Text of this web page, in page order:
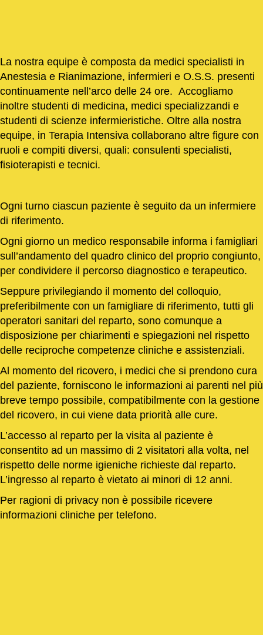
La nostra equipe è composta da medici specialisti in
Anestesia e Rianimazione, infermieri e O.S.S. presenti
continuamente nell’arco delle 24 ore. Accogliamo
inoltre studenti di medicina, medici specializzandi e
studenti di scienze infermieristiche. Oltre alla nostra
equipe, in Terapia Intensiva collaborano altre figure con
ruoli e compiti diversi, quali: consulenti specialisti,
fisioterapisti e tecnici.
Ogni turno ciascun paziente è seguito da un infermiere
di riferimento.
Ogni giorno un medico responsabile informa i famigliari
sull’andamento del quadro clinico del proprio congiunto,
per condividere il percorso diagnostico e terapeutico.
Seppure privilegiando il momento del colloquio,
preferibilmente con un famigliare di riferimento, tutti gli
operatori sanitari del reparto, sono comunque a
disposizione per chiarimenti e spiegazioni nel rispetto
delle reciproche competenze cliniche e assistenziali.
Al momento del ricovero, i medici che si prendono cura
del paziente, forniscono le informazioni ai parenti nel più
breve tempo possibile, compatibilmente con la gestione
del ricovero, in cui viene data priorità alle cure.
L’accesso al reparto per la visita al paziente è
consentito ad un massimo di 2 visitatori alla volta, nel
rispetto delle norme igieniche richieste dal reparto.
L’ingresso al reparto è vietato ai minori di 12 anni.
Per ragioni di privacy non è possibile ricevere
informazioni cliniche per telefono.